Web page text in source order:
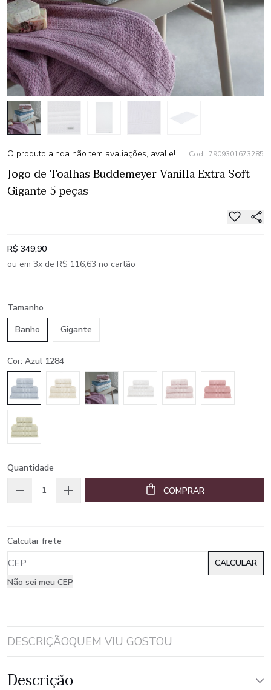
O produto ainda não tem avaliações, avalie! Cod.: 7909301673285
Jogo de Toalhas Buddemeyer Vanilla Extra Soft
Gigante 5 peças
R$ 349,90
ou em 3x de R$ 116,63 no cartão
Tamanho
Banho
Gigante
Cor: Azul 1284
Quantidade
COMPRAR
Calcular frete
Não sei meu CEP
DESCRIÇÃOQUEM VIU GOSTOU
Descrição